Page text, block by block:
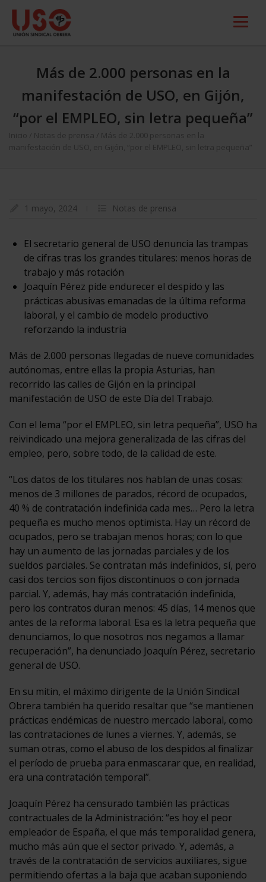
Más de 2.000 personas en la
manifestación de USO, en Gijón,
“por el EMPLEO, sin letra pequeña”
Inicio Notas de prensa
Más de 2.000 personas en la
manifestación de USO, en Gijón, “por el EMPLEO, sin letra pequeña”
1 mayo, 2024 Notas de prensa
El secretario general de USO denuncia las trampas
de cifras tras los grandes titulares: menos horas de
trabajo y más rotación
Joaquín Pérez pide endurecer el despido y las
prácticas abusivas emanadas de la última reforma
laboral, y el cambio de modelo productivo
reforzando la industria
Más de 2.000 personas llegadas de nueve comunidades
autónomas, entre ellas la propia Asturias, han
recorrido las calles de Gijón en la principal
manifestación de USO de este Día del Trabajo.
Con el lema “por el EMPLEO, sin letra pequeña”, USO ha
reivindicado una mejora generalizada de las cifras del
empleo, pero, sobre todo, de la calidad de este.
“Los datos de los titulares nos hablan de unas cosas:
menos de 3 millones de parados, récord de ocupados,
40 % de contratación indefinida cada mes… Pero la letra
pequeña es mucho menos optimista. Hay un récord de
ocupados, pero se trabajan menos horas; con lo que
hay un aumento de las jornadas parciales y de los
sueldos parciales. Se contratan más indefinidos, sí, pero
casi dos tercios son fijos discontinuos o con jornada
parcial. Y, además, hay más contratación indefinida,
pero los contratos duran menos: 45 días, 14 menos que
antes de la reforma laboral. Esa es la letra pequeña que
denunciamos, lo que nosotros nos negamos a llamar
recuperación”, ha denunciado Joaquín Pérez, secretario
general de USO.
En su mitin, el máximo dirigente de la Unión Sindical
Obrera también ha querido resaltar que “se mantienen
prácticas endémicas de nuestro mercado laboral, como
las contrataciones de lunes a viernes. Y, además, se
suman otras, como el abuso de los despidos al finalizar
el período de prueba para enmascarar que, en realidad,
era una contratación temporal”.
Joaquín Pérez ha censurado también las prácticas
contractuales de la Administración: “es hoy el peor
empleador de España, el que más temporalidad genera,
mucho más aún que el sector privado. Y, además, a
través de la contratación de servicios auxiliares, sigue
permitiendo ofertas a la baja que acaban suponiendo